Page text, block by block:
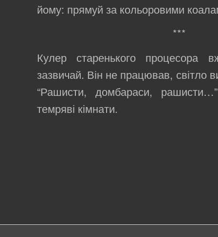
йому: прямуй за кольоровими
***
Кулер старенького процесора
зазвичай. Він не працював, світло
“Рашисти, домбараси,
темряві кімнати.